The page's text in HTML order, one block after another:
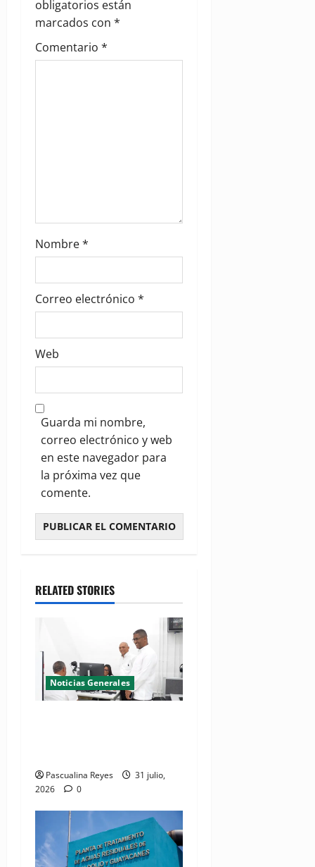
a
t
i
obligatorios están
marcados con *
Comentario *
Nombre*
Correo electrónico *
Web
Guarda mi nombre,
correo electrónico y web
en este navegador para
la próxima vez que
comente.
RELATED STORIES
Noticias Generales
Pascualina Reyes
31 julio,
2026
0